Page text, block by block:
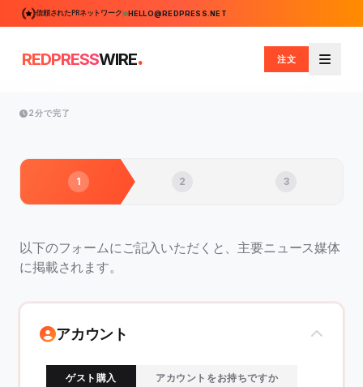
信頼されたPRネットワーク HELLO@REDPRESS.NET
REDPRESSWIRE. 注文
メニ
2分で完了
1 2 3
以下のフォームにご記入いただくと、主要ニュース媒体
に掲載されます。
アカウント
ゲスト購入 アカウントをお持ちですか